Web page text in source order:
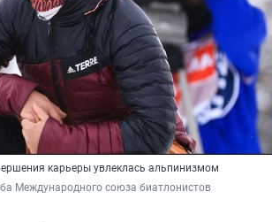
карьеры увлеклась альпинизмом
Международного союза биатлонистов